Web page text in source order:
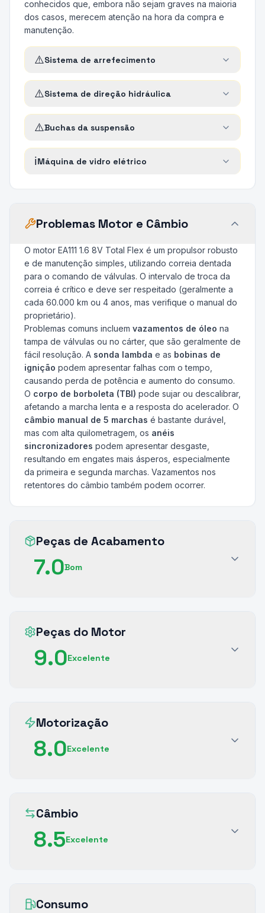
conhecidos que, embora não sejam graves na maioria
dos casos, merecem atenção na hora da compra e
manutenção.
⚠️Sistema de arrefecimento
⚠️Sistema de direção hidráulica
⚠️Buchas da suspensão
ℹ️Máquina de vidro elétrico
Problemas Motor e Câmbio
O motor EA111 1.6 8V Total Flex é um propulsor robusto
e de manutenção simples, utilizando correia dentada
para o comando de válvulas. O intervalo de troca da
correia é crítico e deve ser respeitado (geralmente a
cada 60.000 km ou 4 anos, mas verifique o manual do
proprietário).
Problemas comuns incluem vazamentos de óleo na
tampa de válvulas ou no cárter, que são geralmente de
fácil resolução. A sonda lambda e as bobinas de
ignição podem apresentar falhas com o tempo,
causando perda de potência e aumento do consumo.
O corpo de borboleta (TBI) pode sujar ou descalibrar,
afetando a marcha lenta e a resposta do acelerador. O
câmbio manual de 5 marchas é bastante durável,
mas com alta quilometragem, os anéis
sincronizadores podem apresentar desgaste,
resultando em engates mais ásperos, especialmente
da primeira e segunda marchas. Vazamentos nos
retentores do câmbio também podem ocorrer.
Peças de Acabamento
7.0Bom
Peças do Motor
9.0Excelente
Motorização
8.0Excelente
Câmbio
8.5Excelente
Consumo